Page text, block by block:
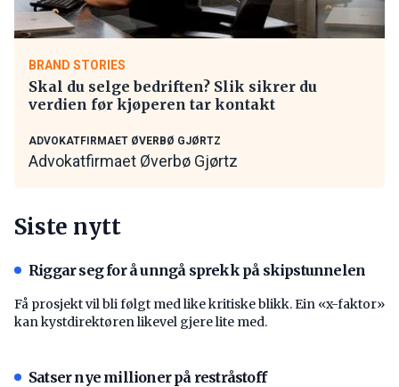
BRAND STORIES
Skal du selge bedriften? Slik sikrer du
verdien før kjøperen tar kontakt
ADVOKATFIRMAET ØVERBØ GJØRTZ
Advokatfirmaet Øverbø Gjørtz
Siste nytt
Riggar seg for å unngå sprekk på skipstunnelen
Få prosjekt vil bli følgt med like kritiske blikk. Ein «x-faktor»
kan kystdirektøren likevel gjere lite med.
Satser nye millioner på restråstoff